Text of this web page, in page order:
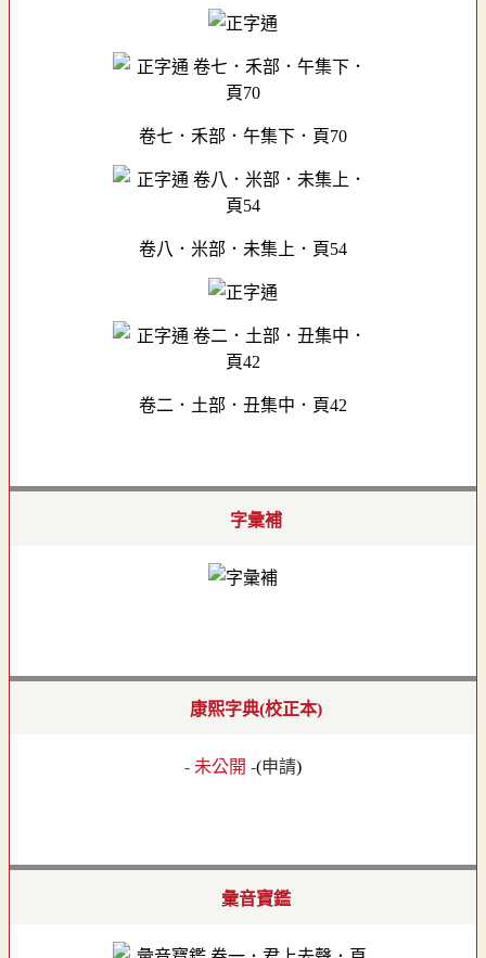
卷七．禾部．午集下．頁70
卷八．米部．未集上．頁54
卷二．土部．丑集中．頁42
字彙補
康熙字典(校正本)
- 未公開 -(申請)
彙音寶鑑